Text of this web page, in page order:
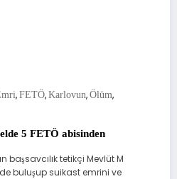
, FETÖ, Karlovun, Ölüm,
5 FETÖ abisinden
başsavcılık tetikçi Mevlüt M
buluşup suikast emrini ve